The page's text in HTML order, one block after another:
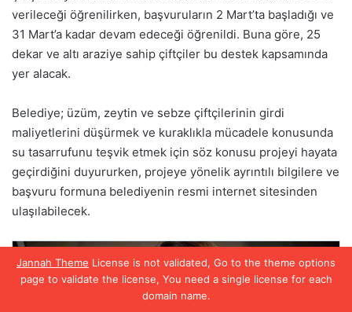
Jannah Theme License is not validated, Go to the theme options
page to validate the license, You need a single license for each
domain name.